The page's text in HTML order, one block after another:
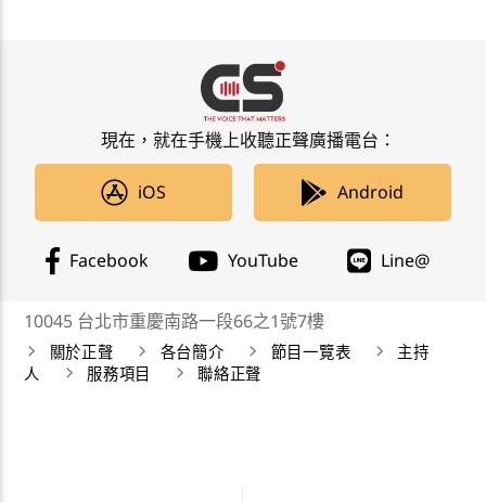
現在，就在手機上收聽正聲廣播電台：
iOS Android
Facebook YouTube Line@
10045 台北市重慶南路一段66之1號7樓
關於正聲
各台簡介 節目一覽表
主持
人
服務項目 聯絡正聲